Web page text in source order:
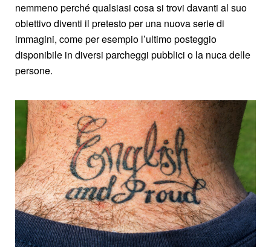
nemmeno perché qualsiasi cosa si trovi davanti al suo
obiettivo diventi il pretesto per una nuova serie di
immagini, come per esempio l’ultimo posteggio
disponibile in diversi parcheggi pubblici o la nuca delle
persone.